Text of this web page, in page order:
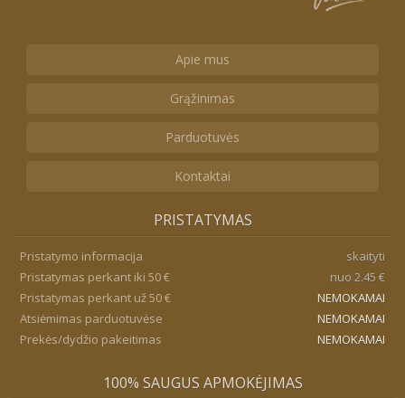
Apie mus
Grąžinimas
Parduotuvės
Kontaktai
PRISTATYMAS
Pristatymo informacija
skaityti
Pristatymas perkant iki 50 €
nuo 2.45 €
Pristatymas perkant už 50 €
NEMOKAMAI
Atsiėmimas parduotuvėse
NEMOKAMAI
Prekės/dydžio pakeitimas
NEMOKAMAI
100% SAUGUS APMOKĖJIMAS